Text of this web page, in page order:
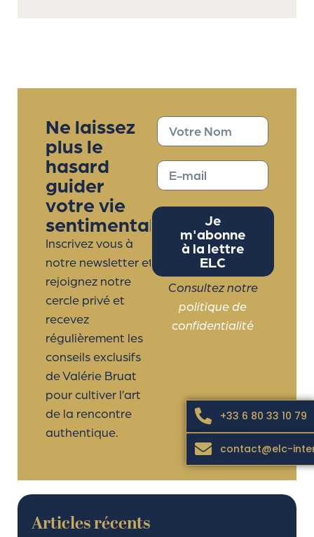
Ne laissez
plus le
hasard
guider
votre vie
sentimentale
Inscrivez vous à
notre newsletter et
rejoignez notre
cercle privé et
recevez
régulièrement les
conseils exclusifs
de Valérie Bruat
pour cultiver l’art
de la rencontre
authentique.
Je
m'abonne
à la lettre
ELC
Consultez notre
politique de
confidentialité
Articles récents
+33 6 80 33 10 79
contact@elc-